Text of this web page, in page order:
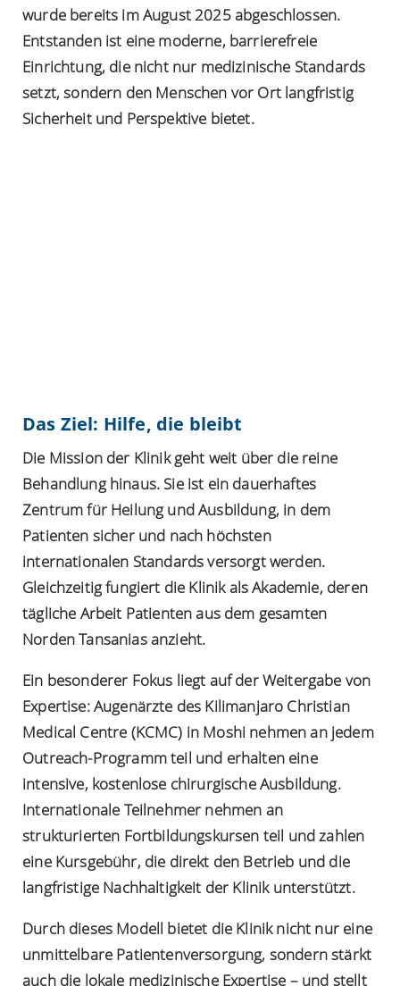
wurde bereits im August 2025 abgeschlossen.
Entstanden ist eine moderne, barrierefreie
Einrichtung, die nicht nur medizinische Standards
setzt, sondern den Menschen vor Ort langfristig
Sicherheit und Perspektive bietet.
Das Ziel: Hilfe, die bleibt
Die Mission der Klinik geht weit über die reine
Behandlung hinaus. Sie ist ein dauerhaftes
Zentrum für Heilung und Ausbildung, in dem
Patienten sicher und nach höchsten
internationalen Standards versorgt werden.
Gleichzeitig fungiert die Klinik als Akademie, deren
tägliche Arbeit Patienten aus dem gesamten
Norden Tansanias anzieht.
Ein besonderer Fokus liegt auf der Weitergabe von
Expertise: Augenärzte des Kilimanjaro Christian
Medical Centre (KCMC) in Moshi nehmen an jedem
Outreach-Programm teil und erhalten eine
intensive, kostenlose chirurgische Ausbildung.
Internationale Teilnehmer nehmen an
strukturierten Fortbildungskursen teil und zahlen
eine Kursgebühr, die direkt den Betrieb und die
langfristige Nachhaltigkeit der Klinik unterstützt.
Durch dieses Modell bietet die Klinik nicht nur eine
unmittelbare Patientenversorgung, sondern stärkt
auch die lokale medizinische Expertise – und stellt